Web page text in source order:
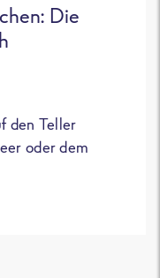
Die
den Teller
oder dem